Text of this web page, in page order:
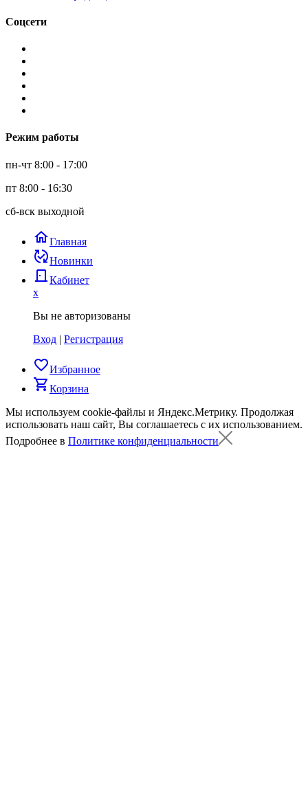
Соцсети
Режим работы
пн-чт 8:00 - 17:00
пт 8:00 - 16:30
сб-вск выходной
homeГлавная
published_with_changesНовинки
door_back Кабинет
x
Вы не авторизованы
Вход | Регистрация
favorite_borderИзбранное
shopping_cartКорзина
Мы используем cookie-файлы и Яндекс.Метрику. Продолжая
использовать наш сайт, Вы соглашаетесь с их использованием.
Подробнее в Политике конфиденциальности